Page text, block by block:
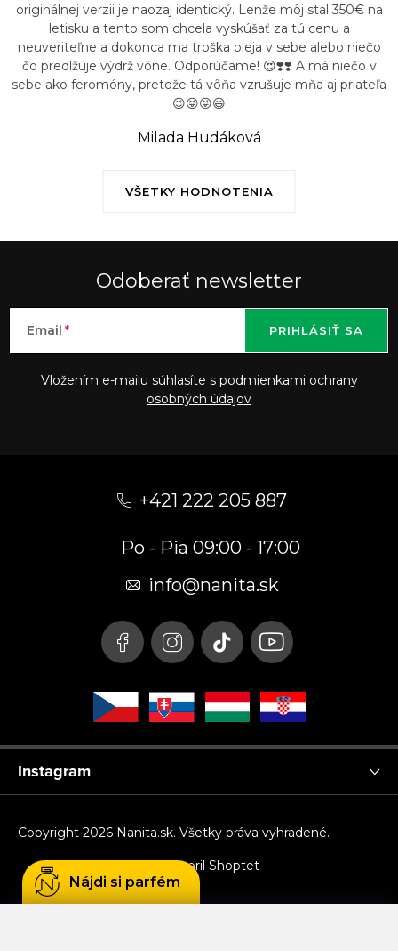
VŠETKY HODNOTENIA
originálnej verzii je naozaj identický. Lenže môj stal 350€ na
letisku a tento som chcela vyskúšať za tú cenu a
neuveriteľne a dokonca ma troška oleja v sebe alebo niečo
čo predlžuje výdrž vône. Odporúčame! 😍❣️❣️ A má niečo v
sebe ako feromóny, pretože tá vôňa vzrušuje mňa aj priateľa
😉😝😝😃
Milada Hudáková
Odoberať newsletter
Email
Vložením e-mailu súhlasíte s podmienkami ochrany
osobných údajov
PRIHLÁSIŤ SA
+421 222 205 887
Po - Pia 09:00 - 17:00
info@nanita.sk
Instagram
Vytvoril Shoptet
Copyright 2026 Nanita.sk. Všetky práva vyhradené.
Nájdi si parfém